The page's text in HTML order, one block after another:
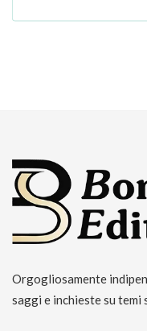
Orgogliosamente
saggi e inchieste su temi